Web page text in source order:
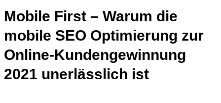
Mobile First – Warum die
mobile SEO Optimierung zur
Online-Kundengewinnung
2021 unerlässlich ist